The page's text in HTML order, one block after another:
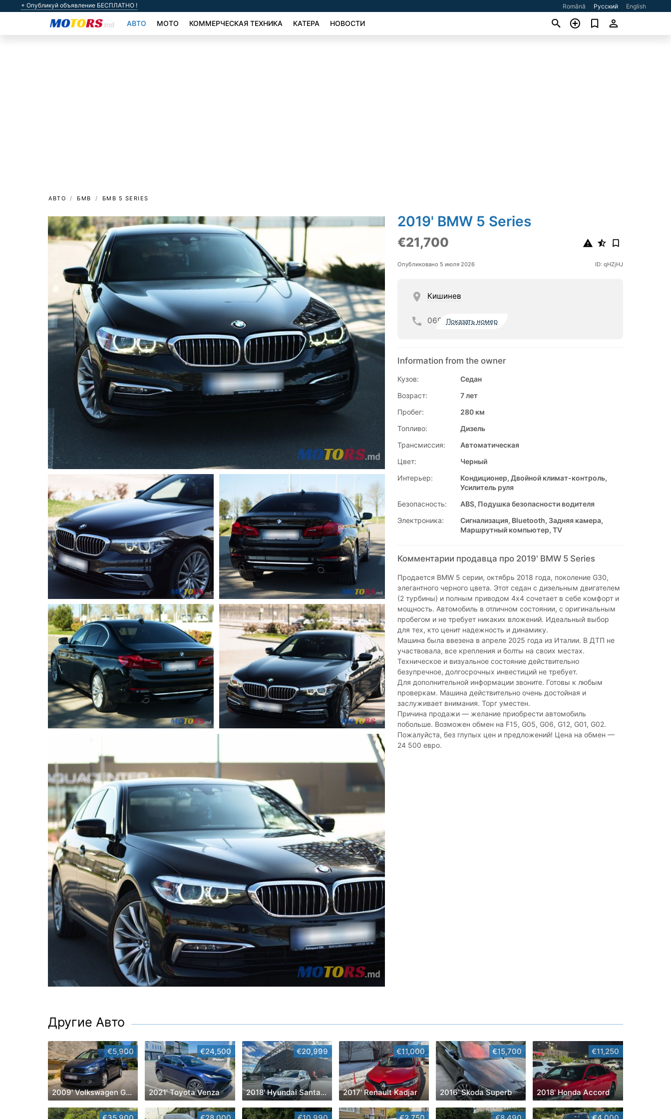
+ Опубликуй объявление БЕСПЛАТНО ! Română Русский English
АВТО МОТО КОММЕРЧЕСКАЯ ТЕХНИКА КАТЕРА НОВОСТИ
АВТО БМВ БМВ 5 SERIES
2019' BMW 5 Series
€21,700
Опубликовано 5 июля 2026 ID: qHZjHJ
Кишинев
069 Показать номер
Information from the owner
Кузов:
Седан
Возраст:
7 лет
Пробег:
280 км
Топливо:
Дизель
Трансмиссия:
Автоматическая
Цвет:
Черный
Интерьер:
Кондиционер, Двойной климат-контроль,
Усилитель руля
Безопасность:
ABS, Подушка безопасности водителя
Электроника:
Сигнализация, Bluetooth, Задняя камера,
Маршрутный компьютер, TV
Комментарии продавца про 2019' BMW 5 Series
Продается BMW 5 серии, октябрь 2018 года, поколение G30,
элегантного черного цвета. Этот седан с дизельным двигателем
(2 турбины) и полным приводом 4x4 сочетает в себе комфорт и
мощность. Автомобиль в отличном состоянии, с оригинальным
пробегом и не требует никаких вложений. Идеальный выбор
для тех, кто ценит надежность и динамику.
Машина была ввезена в апреле 2025 года из Италии. В ДТП не
участвовала, все крепления и болты на своих местах.
Техническое и визуальное состояние действительно
безупречное, долгосрочных инвестиций не требует.
Для дополнительной информации звоните. Готовы к любым
проверкам. Машина действительно очень достойная и
заслуживает внимания. Торг уместен.
Причина продажи — желание приобрести автомобиль
побольше. Возможен обмен на F15, G05, G06, G12, G01, G02.
Пожалуйста, без глупых цен и предложений! Цена на обмен —
24 500 евро.
Другие Авто
€5,900
2009' Volkswagen Golf Plus
€24,500
2021' Toyota Venza
€20,999
2018' Hyundai Santa Fe
€11,000
2017' Renault Kadjar
€15,700
2016' Skoda Superb
€11,250
2018' Honda Accord